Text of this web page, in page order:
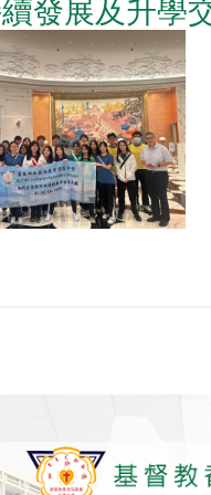
發展及升學